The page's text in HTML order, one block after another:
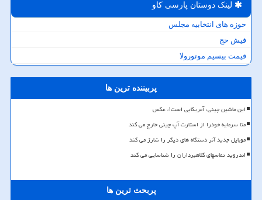
لینک دوستان پارسی كاو
حوزه های انتخابیه مجلس
فیش حج
قیمت بیسیم موتورولا
پربیننده ترین ها
این ماشین چینی، آمریکایی است!، عکس
متا سرمایه خودرا از استارت آپ چینی خارج می کند
موبایل جدید آنر دستگاه های دیگر را شارژ می کند
اندروید تماسهای کلاهبرداران را شناسایی می کند
پربحث ترین ها